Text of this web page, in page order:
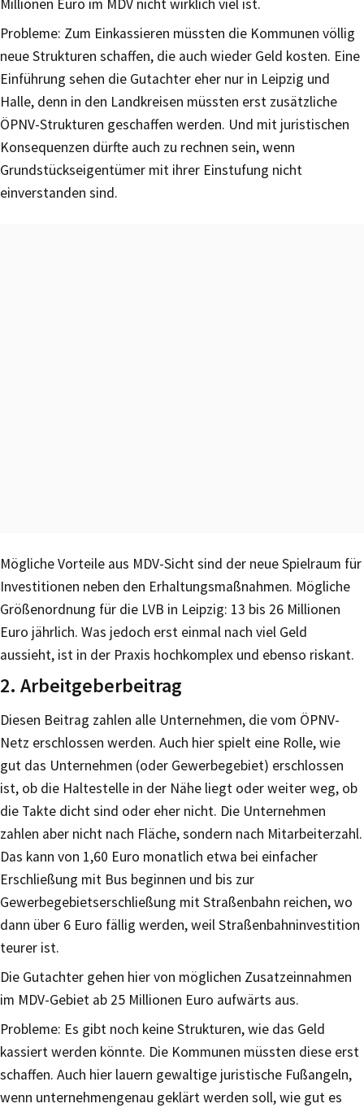
Millionen Euro im MDV nicht wirklich viel ist.
Probleme: Zum Einkassieren müssten die Kommunen völlig
neue Strukturen schaffen, die auch wieder Geld kosten. Eine
Einführung sehen die Gutachter eher nur in Leipzig und
Halle, denn in den Landkreisen müssten erst zusätzliche
ÖPNV-Strukturen geschaffen werden. Und mit juristischen
Konsequenzen dürfte auch zu rechnen sein, wenn
Grundstückseigentümer mit ihrer Einstufung nicht
einverstanden sind.
Mögliche Vorteile aus MDV-Sicht sind der neue Spielraum für
Investitionen neben den Erhaltungsmaßnahmen. Mögliche
Größenordnung für die LVB in Leipzig: 13 bis 26 Millionen
Euro jährlich. Was jedoch erst einmal nach viel Geld
aussieht, ist in der Praxis hochkomplex und ebenso riskant.
2. Arbeitgeberbeitrag
Diesen Beitrag zahlen alle Unternehmen, die vom ÖPNV-
Netz erschlossen werden. Auch hier spielt eine Rolle, wie
gut das Unternehmen (oder Gewerbegebiet) erschlossen
ist, ob die Haltestelle in der Nähe liegt oder weiter weg, ob
die Takte dicht sind oder eher nicht. Die Unternehmen
zahlen aber nicht nach Fläche, sondern nach Mitarbeiterzahl.
Das kann von 1,60 Euro monatlich etwa bei einfacher
Erschließung mit Bus beginnen und bis zur
Gewerbegebietserschließung mit Straßenbahn reichen, wo
dann über 6 Euro fällig werden, weil Straßenbahninvestition
teurer ist.
Die Gutachter gehen hier von möglichen Zusatzeinnahmen
im MDV-Gebiet ab 25 Millionen Euro aufwärts aus.
Probleme: Es gibt noch keine Strukturen, wie das Geld
kassiert werden könnte. Die Kommunen müssten diese erst
schaffen. Auch hier lauern gewaltige juristische Fußangeln,
wenn unternehmengenau geklärt werden soll, wie gut es